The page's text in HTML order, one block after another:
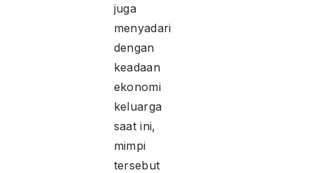
juga
menyadari
dengan
keadaan
ekonomi
keluarga
saat ini,
mimpi
tersebut